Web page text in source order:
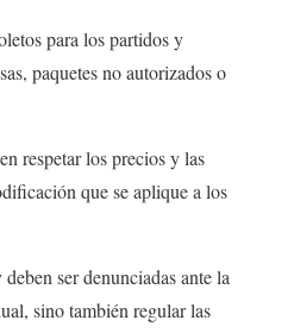
para los partidos y
paquetes no autorizados o
respetar los precios y las
que se aplique a los
ser denunciadas ante la
sino también regular las